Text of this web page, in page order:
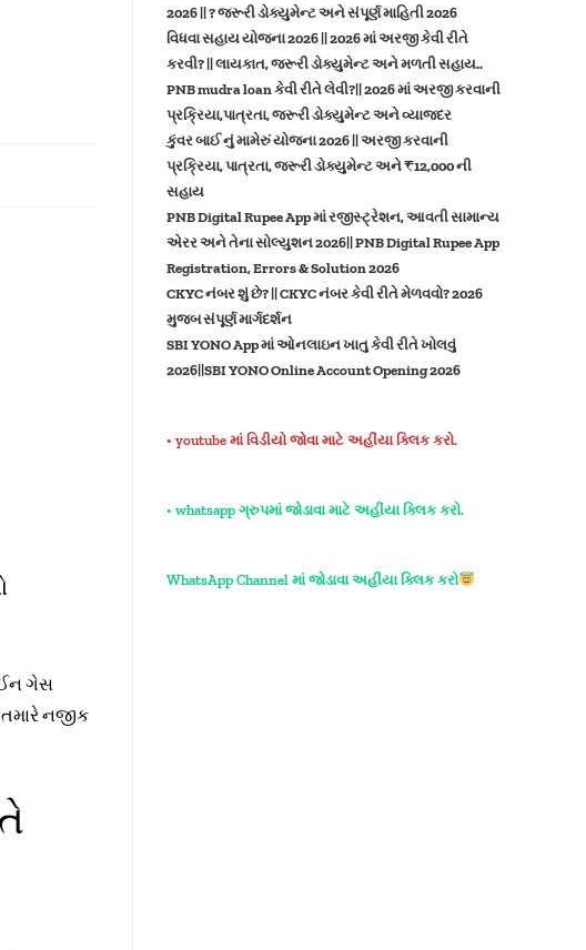
ગેસ
નજીક
2026 || ? જરૂરી ડોક્યુમેન્ટ અને સંપૂર્ણ માહિતી 2026
વિધવા સહાય યોજના 2026 || 2026 માં અરજી કેવી રીતે
કરવી? || લાયકાત, જરૂરી ડોક્યુમેન્ટ અને મળતી સહાય..
PNB mudra loan કેવી રીતે લેવી?|| 2026 માં અરજી કરવાની
પ્રક્રિયા,પાત્રતા, જરૂરી ડોક્યુમેન્ટ અને વ્યાજદર
કુંવર બાઈ નું મામેરું યોજના 2026 || અરજી કરવાની
પ્રક્રિયા, પાત્રતા, જરૂરી ડોક્યુમેન્ટ અને ₹12,000 ની
સહાય
PNB Digital Rupee App માં રજીસ્ટ્રેશન, આવતી સામાન્ય
એરર અને તેના સોલ્યુશન 2026|| PNB Digital Rupee App
Registration, Errors & Solution 2026
CKYC નંબર શું છે? || CKYC નંબર કેવી રીતે મેળવવો? 2026
મુજબ સંપૂર્ણ માર્ગદર્શન
SBI YONO App માં ઓનલાઇન ખાતુ કેવી રીતે ખોલવું
2026||SBI YONO Online Account Opening 2026
• youtube માં વિડીયો જોવા માટે અહીંયા ક્લિક કરો.
• whatsapp ગ્રુપમાં જોડાવા માટે અહીંયા ક્લિક કરો.
WhatsApp Channel માં જોડાવા અહીંયા ક્લિક કરો